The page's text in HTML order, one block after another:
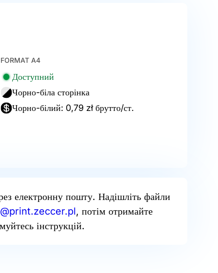
FORMAT A4
Доступний
Чорно-біла сторінка
Чорно-білий: 0,79 zł брутто/ст.
електронну пошту. Надішліть файли
, потім отримайте
інструкцій.